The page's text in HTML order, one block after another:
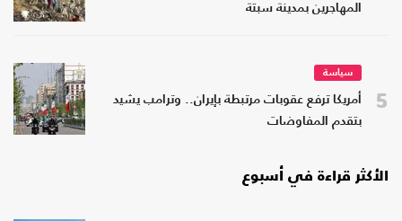
المهاجرين بمدينة سبتة
5
سياسة
أمريكا ترفع عقوبات مرتبطة بإيران.. وترامب يشيد
بتقدم المفاوضات
الأكثر قراءة في أسبوع